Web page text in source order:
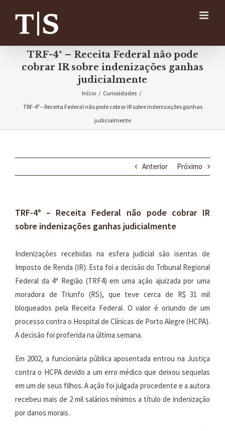
conteúdo
TRF-4ª – Receita Federal não pode
cobrar IR sobre indenizações ganhas
judicialmente
Início / Curiosidades /
TRF-4ª – Receita Federal não pode cobrar IR sobre indenizações ganhas
judicialmente
Anterior Próximo
TRF-4ª – Receita Federal não pode cobrar IR
sobre indenizações ganhas judicialmente
Indenizações recebidas na esfera judicial são isentas de
Imposto de Renda (IR). Esta foi a decisão do Tribunal Regional
Federal da 4ª Região (TRF4) em uma ação ajuizada por uma
moradora de Triunfo (RS), que teve cerca de R$ 31 mil
bloqueados pela Receita Federal. O valor é oriundo de um
processo contra o Hospital de Clínicas de Porto Alegre (HCPA).
A decisão foi proferida na última semana.
Em 2002, a funcionária pública aposentada entrou na Justiça
contra o HCPA devido a um erro médico que deixou sequelas
em um de seus filhos. A ação foi julgada procedente e a autora
recebeu mais de 2 mil salários mínimos a título de indenização
por danos morais.